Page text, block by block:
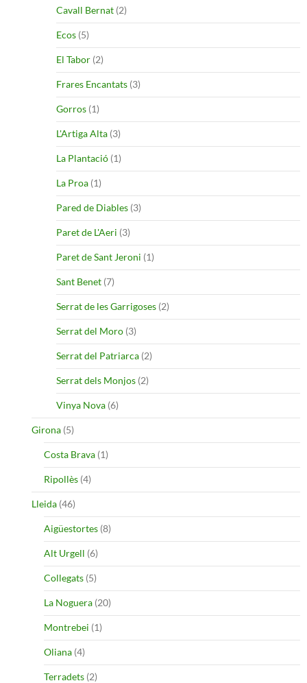
Cavall Bernat (2)
Ecos (5)
El Tabor (2)
Frares Encantats (3)
Gorros (1)
L'Artiga Alta (3)
La Plantació (1)
La Proa (1)
Pared de Diables (3)
Paret de L'Aeri (3)
Paret de Sant Jeroni (1)
Sant Benet (7)
Serrat de les Garrigoses (2)
Serrat del Moro (3)
Serrat del Patriarca (2)
Serrat dels Monjos (2)
Vinya Nova (6)
Girona (5)
Costa Brava (1)
Ripollès (4)
Lleida (46)
Aigüestortes (8)
Alt Urgell (6)
Collegats (5)
La Noguera (20)
Montrebei (1)
Oliana (4)
Terradets (2)